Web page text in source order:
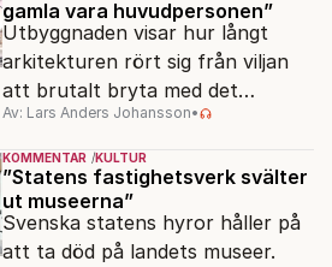
gamla vara huvudpersonen”
Utbyggnaden visar hur långt
arkitekturen rört sig från viljan
att brutalt bryta med det
förflutna. Men varför är man så
rädd för detaljer?
Av: Lars Anders Johansson•
KOMMENTAR KULTUR
”Statens fastighetsverk svälter
ut museerna”
Svenska statens hyror håller på
att ta död på landets museer.